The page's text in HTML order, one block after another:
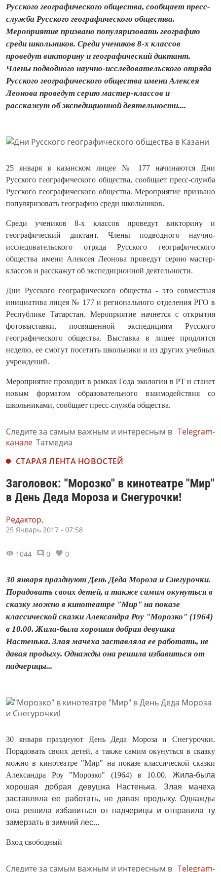
Русского географического общества, сообщает пресс-
служба Русского географического общества.
Мероприятие призвано популяризовать географию
среди школьников. Среди учеников 8-х классов
проведут викторину и географический диктант.
Члены подводного научно-исследовательского отряда
Русского географического общества имени Алексея
Леонова проведут серию мастер-классов и
расскажут об экспедиционной деятельности....
25 января в казанском лицее № 177 начинаются Дни
Русского географического общества, сообщает пресс-служба
Русского географического общества. Мероприятие призвано
популяризовать географию среди школьников.
Среди учеников 8-х классов проведут викторину и
географический диктант. Члены подводного научно-
исследовательского отряда Русского географического
общества имени Алексея Леонова проведут серию мастер-
классов и расскажут об экспедиционной деятельности.
Дни Русского географического общества - это совместная
инициатива лицея № 177 и регионального отделения РГО в
Республике Татарстан. Мероприятие начнется с открытия
фотовыставки, посвященной экспедициям Русского
географического общества. Выставка в лицее продлится
неделю, ее смогут посетить школьники и из других учебных
учреждений.
Мероприятие проходит в рамках Года экологии в РТ и станет
новым форматом образовательного взаимодействия со
школьниками, сообщает пресс-служба общества.
Следите за самым важным и интересным в Telegram-
канале Татмедиа
СТАРАЯ ЛЕНТА НОВОСТЕЙ
Заголовок: "Морозко" в кинотеатре "Мир"
в День Деда Мороза и Снегурочки!
Редактор,
25 Январь 2017 - 07:58
1044 0 0
30 января празднуют День Деда Мороза и Снегурочки.
Порадовать своих детей, а также самим окунуться в
сказку можно в кинотеатре "Мир" на показе
классической сказки Александра Роу "Морозко" (1964)
в 10.00. Жила-была хорошая добрая девушка
Настенька. Злая мачеха заставляла ее работать, не
давая продыху. Однажды она решила избавиться от
падчерицы...
30 января празднуют День Деда Мороза и Снегурочки.
Порадовать своих детей, а также самим окунуться в сказку
можно в кинотеатре "Мир" на показе классической сказки
Александра Роу "Морозко" (1964) в 10.00. Жила-была
хорошая добрая девушка Настенька. Злая мачеха
заставляла ее работать, не давая продыху. Однажды
она решила избавиться от падчерицы и отправила ту
замерзать в зимний лес...
Вход свободный
Следите за самым важным и интересным в Telegram-